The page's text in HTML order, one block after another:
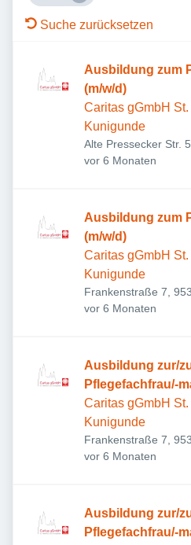
Suche zurücksetzen
Ausbildung zum
(m/w/d)
Caritas gGmbH
Kunigunde
Alte Pressecker Str.
Stadtsteinach,
Veröffentlicht:
vor 6 Monaten
Ausbildung zum
(m/w/d)
Caritas gGmbH
Kunigunde
Frankenstraße 7,
Deutschland
Veröffentlicht:
vor 6 Monaten
Ausbildung zur/
Pflegefachfrau/-
Caritas gGmbH
Kunigunde
Frankenstraße 7,
Deutschland
Veröffentlicht:
vor 6 Monaten
Ausbildung zur/
Pflegefachfrau/-